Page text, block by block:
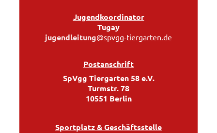
Jugendkoordinator
Tugay
jugendleitung@spvgg-tiergarten.de
Postanschrift
SpVgg Tiergarten 58 e.V.
Turmstr. 78
10551 Berlin
Sportplatz & Geschäftsstelle